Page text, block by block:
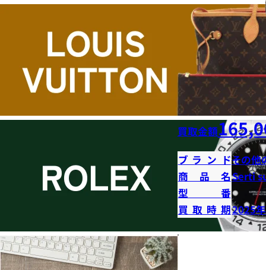
買取金額
ブランドその他
商品名Serti
型番
買取時期2025